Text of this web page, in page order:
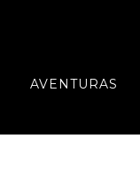
AVENTURAS